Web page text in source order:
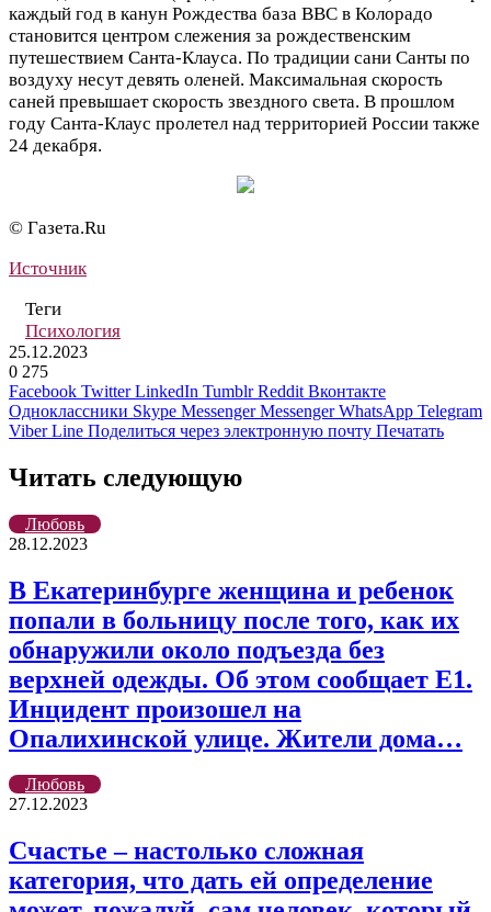
каждый год в канун Рождества база ВВС в Колорадо
становится центром слежения за рождественским
путешествием Санта-Клауса. По традиции сани Санты по
воздуху несут девять оленей. Максимальная скорость
саней превышает скорость звездного света. В прошлом
году Санта-Клаус пролетел над территорией России также
24 декабря.
© Газета.Ru
Источник
Теги
Психология
25.12.2023
0 275
Facebook Twitter LinkedIn Tumblr Reddit Вконтакте
Одноклассники Skype Messenger Messenger WhatsApp Telegram
Viber Line Поделиться через электронную почту Печатать
Читать следующую
Любовь
28.12.2023
В Екатеринбурге женщина и ребенок
попали в больницу после того, как их
обнаружили около подъезда без
верхней одежды. Об этом сообщает Е1.
Инцидент произошел на
Опалихинской улице. Жители дома…
Любовь
27.12.2023
Счастье – настолько сложная
категория, что дать ей определение